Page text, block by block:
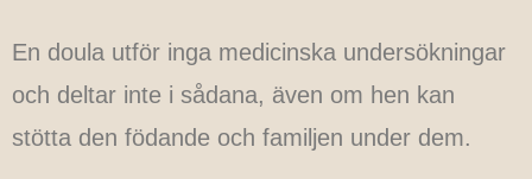
En doula utför inga medicinska undersökningar
och deltar inte i sådana, även om hen kan
stötta den födande och familjen under dem.